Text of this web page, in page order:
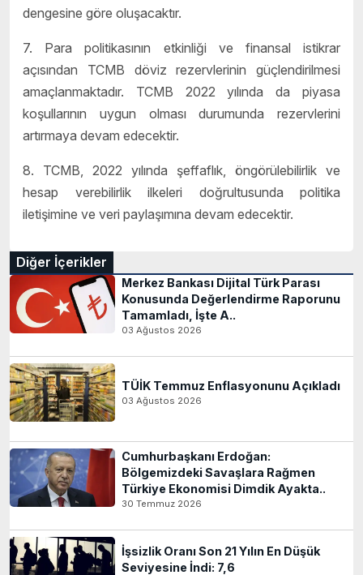
dengesine göre oluşacaktır.
7. Para politikasının etkinliği ve finansal istikrar
açısından TCMB döviz rezervlerinin güçlendirilmesi
amaçlanmaktadır. TCMB 2022 yılında da piyasa
koşullarının uygun olması durumunda rezervlerini
artırmaya devam edecektir.
8. TCMB, 2022 yılında şeffaflık, öngörülebilirlik ve
hesap verebilirlik ilkeleri doğrultusunda politika
iletişimine ve veri paylaşımına devam edecektir.
Diğer İçerikler
Merkez Bankası Dijital Türk Parası
Konusunda Değerlendirme Raporunu
Tamamladı, İşte A..
03 Ağustos 2026
TÜİK Temmuz Enflasyonunu Açıkladı
03 Ağustos 2026
Cumhurbaşkanı Erdoğan:
Bölgemizdeki Savaşlara Rağmen
Türkiye Ekonomisi Dimdik Ayakta..
30 Temmuz 2026
İşsizlik Oranı Son 21 Yılın En Düşük
Seviyesine İndi: 7,6